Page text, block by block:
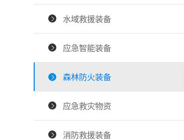
水域救援装备
应急智能装备
森林防火装备
应急救灾物资
消防救援装备